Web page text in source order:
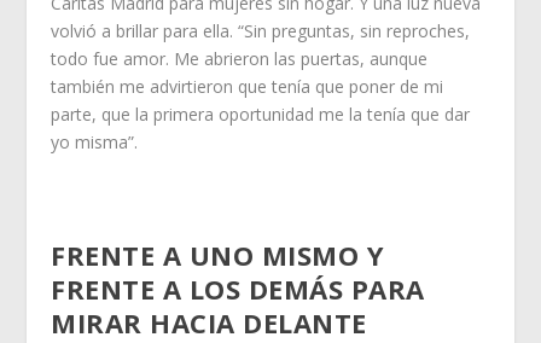
volvió a brillar para ella. “Sin preguntas, sin reproches,
todo fue amor. Me abrieron las puertas, aunque
también me advirtieron que tenía que poner de mi
parte, que la primera oportunidad me la tenía que dar
yo misma”.
FRENTE A UNO MISMO Y
FRENTE A LOS DEMÁS PARA
MIRAR HACIA DELANTE